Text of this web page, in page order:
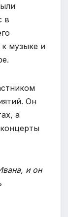
в
к музыке и
Он
а
и он